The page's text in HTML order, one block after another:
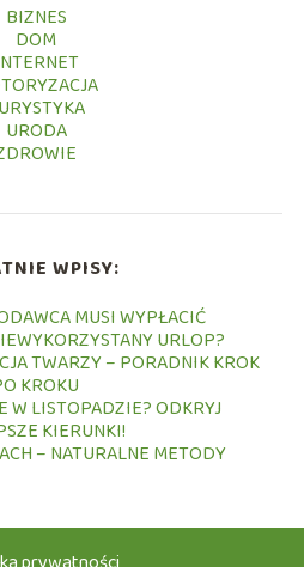
BIZNES
DOM
URODA
WPISY:
MUSI WYPŁACIĆ
URLOP?
TWARZY – PORADNIK KROK
KROKU
W LISTOPADZIE? ODKRYJ
KIERUNKI!
– NATURALNE METODY